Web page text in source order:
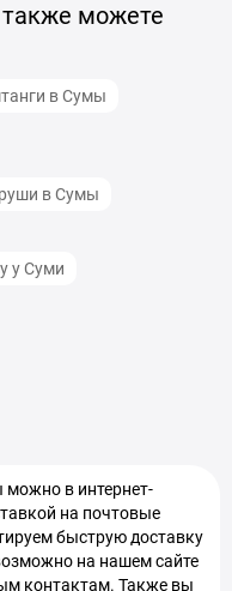
можете
в Сумы
в Сумы
в Сумы
Сумы
у Суми
можно в интернет-
на почтовые
быструю доставку
на нашем сайте
контактам. Также вы